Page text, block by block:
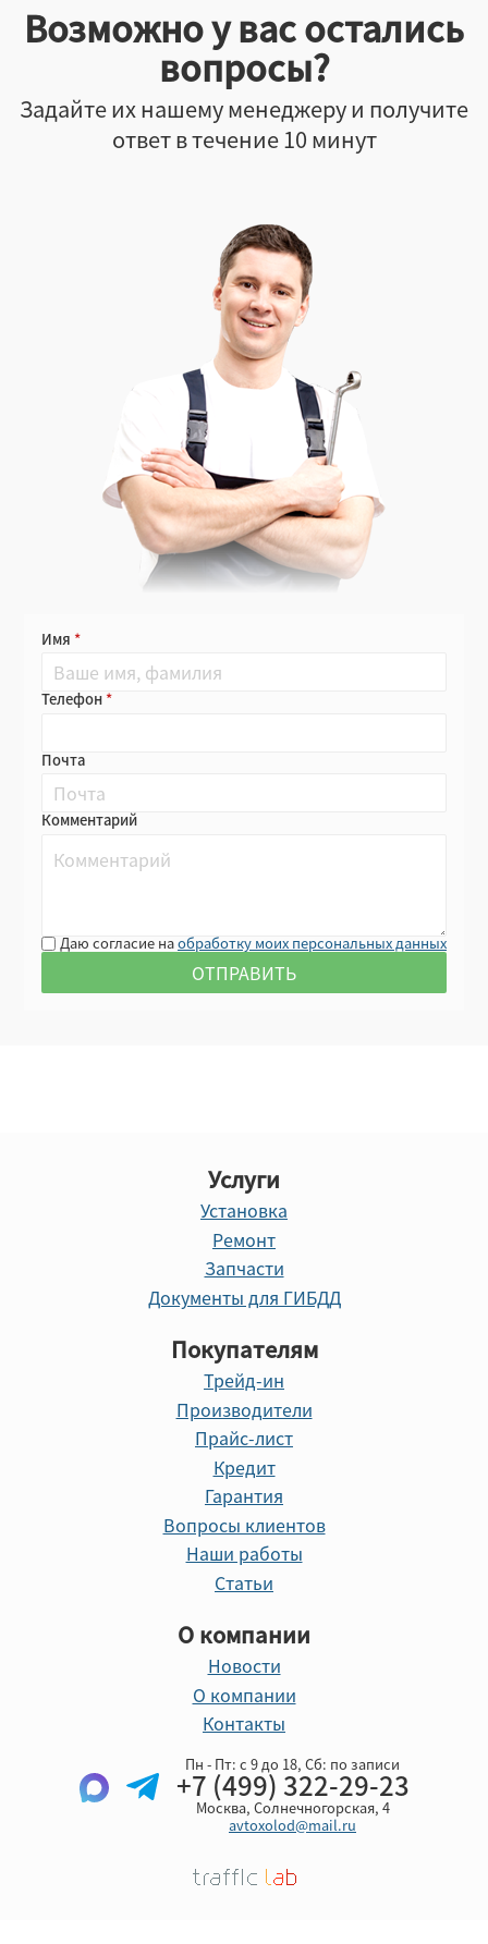
Возможно у вас остались
вопросы?
Задайте их нашему менеджеру и получите
ответ в течение 10 минут
Имя
Телефон
Почта
Комментарий
Даю согласие наобработку моих персональных данных
Услуги
Установка
Ремонт
Запчасти
Документы для ГИБДД
Покупателям
Трейд-ин
Производители
Прайс-лист
Кредит
Гарантия
Вопросы клиентов
Наши работы
Статьи
О компании
Новости
О компании
Контакты
Пн - Пт: с 9 до 18, Cб: по записи
+7 (499) 322-29-23
Москва, Солнечногорская, 4
avtoxolod@mail.ru